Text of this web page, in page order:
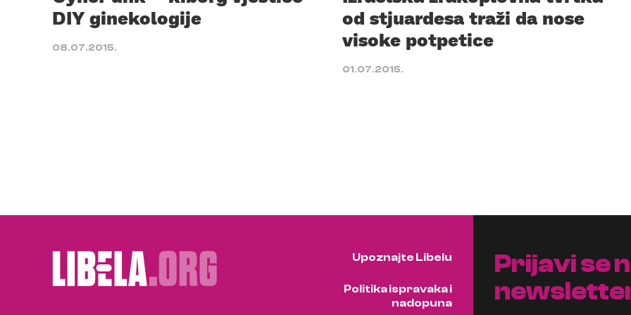
DIY ginekologije
08.07.2015.
od stjuardesa traži da nose
visoke potpetice
01.07.2015.
Upoznajte Libelu
Politika ispravaka i
nadopuna
Prijavi se